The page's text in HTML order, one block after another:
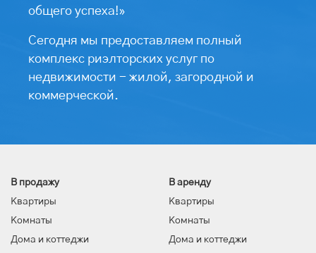
общего успеха!»
Сегодня мы предоставляем полный
комплекс риэлторских услуг по
недвижимости - жилой, загородной и
коммерческой.
В продажу
Квартиры
Комнаты
Дома и коттеджи
В аренду
Квартиры
Комнаты
Дома и коттеджи